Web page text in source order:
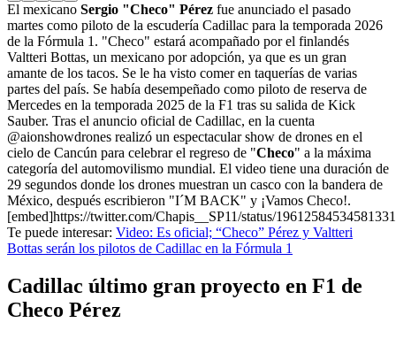
El mexicano Sergio "Checo" Pérez fue anunciado el pasado
martes como piloto de la escudería Cadillac para la temporada 2026
de la Fórmula 1. "Checo" estará acompañado por el finlandés
Valtteri Bottas, un mexicano por adopción, ya que es un gran
amante de los tacos. Se le ha visto comer en taquerías de varias
partes del país. Se había desempeñado como piloto de reserva de
Mercedes en la temporada 2025 de la F1 tras su salida de Kick
Sauber. Tras el anuncio oficial de Cadillac, en la cuenta
@aionshowdrones realizó un espectacular show de drones en el
cielo de Cancún para celebrar el regreso de "Checo" a la máxima
categoría del automovilismo mundial. El video tiene una duración de
29 segundos donde los drones muestran un casco con la bandera de
México, después escribieron "I´M BACK" y ¡Vamos Checo!.
[embed]https://twitter.com/Chapis__SP11/status/
Te puede interesar: Video: Es oficial; “Checo” Pérez y Valtteri
Bottas serán los pilotos de Cadillac en la Fórmula 1
Cadillac último gran proyecto en F1 de
Checo Pérez